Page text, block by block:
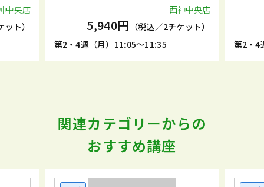
（税込／2チケット）
5,940円（税込／2チケット
第2・4週（月）11:40～12:10
関連カテゴリーからの
おすすめ講座